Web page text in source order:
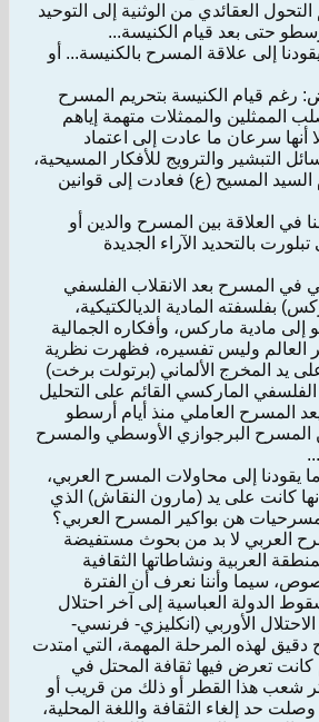
العقائدي من الوثنية إلى التوحيد
حتى بعد قيام الكنيسة...
إلى علاقة المسرح بالكنيسة... أو
رغم قيام الكنيسة بتحريم المسرح
الممثلين والممثلات متهمة إياهم
أنها سرعان ما عادت إلى اعتماد
التبشير والترويج للأفكار المسيحية،
المسيح (ع) فعادت إلى قوانين
في العلاقة بين المسرح والدين أو
بالتحديد الآراء الجديدة
في المسرح بعد الانقلاب الفلسفي
بفلسفته المادية الديالكتيكية،
مادية ماركس، وأفكاره الجمالية
العالم وليس تفسيره، فظهرت نظرية
يد المخرج الألماني (برتولت برخت)
الماركسي القائم على التحليل
المسرح العاملي منذ أيام أرسطو
المسرح البرجوازي الأوسطي والمسرح
يقودنا إلى محاولات المسرح العربي،
كانت على يد (مارون النقاش) الذي
العربي لا بد من بحوث مستفيضة
العربية ونشاطاتها الثقافية
سيما وأننا نعرف أن الفترة
الدولة العباسية إلى آخر احتلال
الأوربي (انكليزي- فرنسي-
دقيق لهذه المرحلة المهمة، التي امتدت
كانت تعرض فيها ثقافة المحتل في
شعب هذا القطر أو ذلك من قريب أو
وصلت حد إلغاء الثقافة واللغة المحلية،